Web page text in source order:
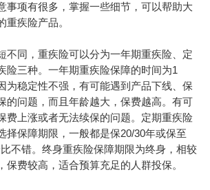
项有很多，掌握一些细节，可以帮助大
重疾险产品。
同，重疾险可以分为一年期重疾险、定
险三种。一年期重疾险保障的时间为1
为稳定性不强，有可能遇到产品下线、保
的问题，而且年龄越大，保费越高。有可
费上涨或者无法续保的问题。定期重疾险
择保障期限，一般都是保20/30年或保至
不错。终身重疾险保障期限为终身，相较
保费较高，适合预算充足的人群投保。